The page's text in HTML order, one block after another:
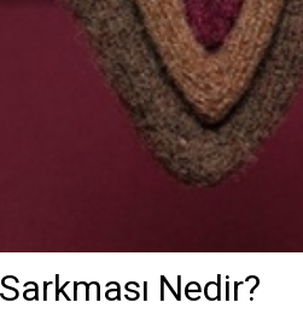
Nedir?